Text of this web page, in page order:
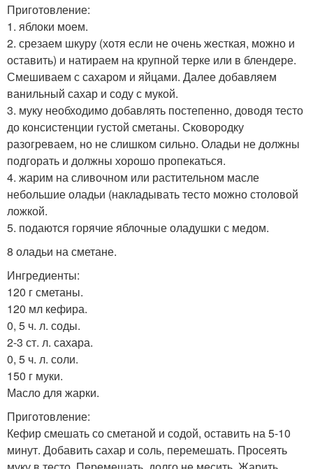
Приготовление:
1. яблоки моем.
2. срезаем шкуру (хотя если не очень жесткая, можно и
оставить) и натираем на крупной терке или в блендере.
Смешиваем с сахаром и яйцами. Далее добавляем
ванильный сахар и соду с мукой.
3. муку необходимо добавлять постепенно, доводя тесто
до консистенции густой сметаны. Сковородку
разогреваем, но не слишком сильно. Оладьи не должны
подгорать и должны хорошо пропекаться.
4. жарим на сливочном или растительном масле
небольшие оладьи (накладывать тесто можно столовой
ложкой.
5. подаются горячие яблочные оладушки с медом.
8 оладьи на сметане.
Ингредиенты:
120 г сметаны.
120 мл кефира.
0, 5 ч. л. соды.
2-3 ст. л. сахара.
0, 5 ч. л. соли.
150 г муки.
Масло для жарки.
Приготовление:
Кефир смешать со сметаной и содой, оставить на 5-10
минут. Добавить сахар и соль, перемешать. Просеять